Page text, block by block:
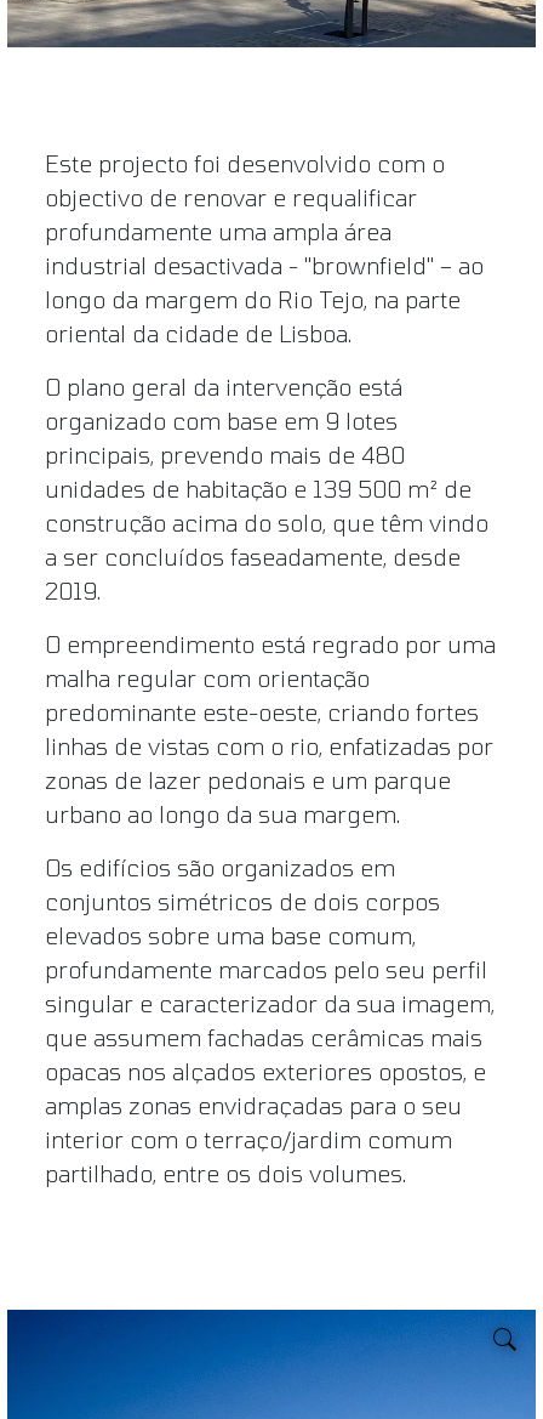
Este projecto foi desenvolvido com o
objectivo de renovar e requalificar
profundamente uma ampla área
industrial desactivada - "brownfield" – ao
longo da margem do Rio Tejo, na parte
oriental da cidade de Lisboa.
O plano geral da intervenção está
organizado com base em 9 lotes
principais, prevendo mais de 480
unidades de habitação e 139 500 m² de
construção acima do solo, que têm vindo
a ser concluídos faseadamente, desde
2019.
O empreendimento está regrado por uma
malha regular com orientação
predominante este-oeste, criando fortes
linhas de vistas com o rio, enfatizadas por
zonas de lazer pedonais e um parque
urbano ao longo da sua margem.
Os edifícios são organizados em
conjuntos simétricos de dois corpos
elevados sobre uma base comum,
profundamente marcados pelo seu perfil
singular e caracterizador da sua imagem,
que assumem fachadas cerâmicas mais
opacas nos alçados exteriores opostos, e
amplas zonas envidraçadas para o seu
interior com o terraço/jardim comum
partilhado, entre os dois volumes.